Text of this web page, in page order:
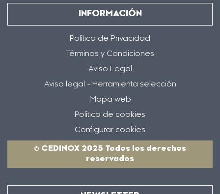
INFORMACIÓN
Política de Privacidad
Términos y Condiciones
Aviso Legal
Aviso legal - Herramienta selección
Mapa web
Política de cookies
Configurar cookies
© CEDINOX 2025 Todos los derechos
reservados